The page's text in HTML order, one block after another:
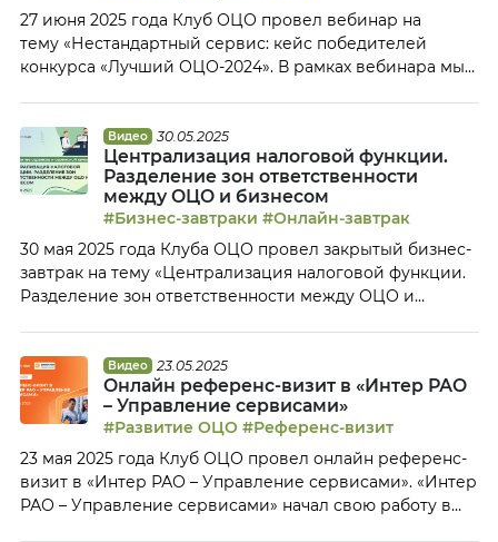
27 июня 2025 года Клуб ОЦО провел вебинар на
тему «Нестандартный сервис: кейс победителей
конкурса «Лучший ОЦО-2024». В рамках вебинара мы
Блок Поддержка бизнеса Х5 Group. Портфель
«Поддержка бизнеса» X5 Group широко представлен
нестандартными сервисами: Наталья Гайнуллина,
финансовый директор, Х5 Поддержка Бизнеса, и Юлия
Шилина, начальник […]
Видео 30.05.2025
Централизация налоговой функции.
Разделение зон ответственности
между ОЦО и бизнесом
#Бизнес-завтраки #Онлайн-завтрак
30 мая 2025 года Клуба ОЦО провел закрытый бизнес-
завтрак на тему «Централизация налоговой функции.
Разделение зон ответственности между ОЦО и
Приветствие участников бизнес-завтрака 01:32 Анонс
мероприятий Клуба ОЦО 05:35 В чем актуальность
темы налоговой функции для ОЦО? 07:30 Светлана
Лысенко об опыте ОЦО Черкизово во внедрении […]
Видео 23.05.2025
Онлайн референс-визит в «Интер РАО
– Управление сервисами»
#Развитие ОЦО #Референс-визит
23 мая 2025 года Клуб ОЦО провел онлайн референс-
визит в «Интер РАО – Управление сервисами». «Интер
РАО – Управление сервисами» начал свою работу в